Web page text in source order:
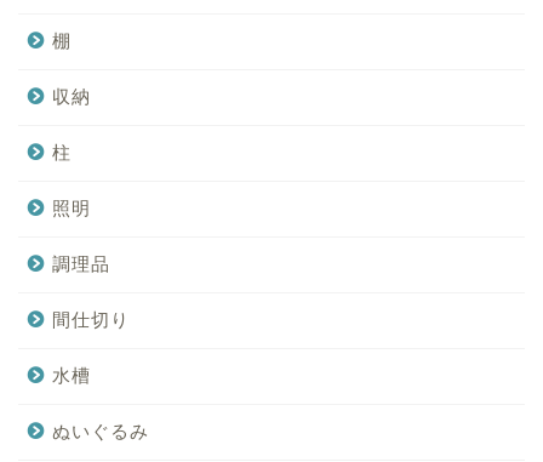
棚
収納
柱
照明
調理品
間仕切り
水槽
ぬいぐるみ